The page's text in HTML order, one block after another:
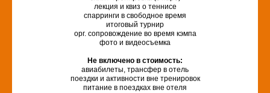
лекция и квиз о теннисе
спарринги в свободное время
итоговый турнир
орг. сопровождение во время кэмпа
фото и видеосъемка
Не включено в стоимость:
авиабилеты, трансфер в отель
поездки и активности вне тренировок
питание в поездках вне отеля